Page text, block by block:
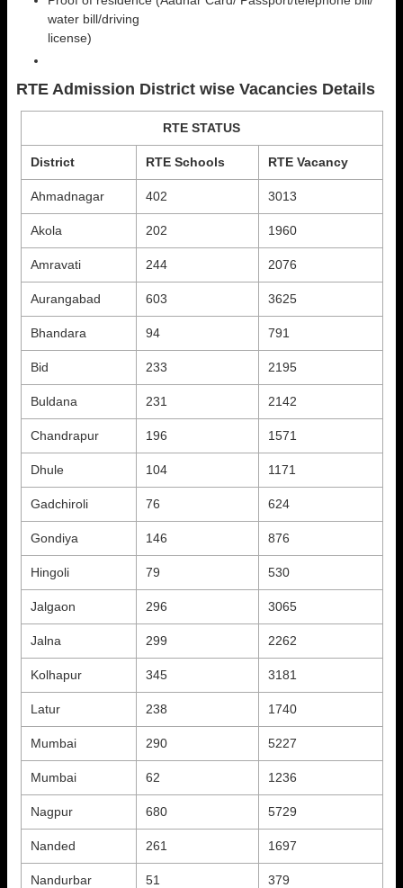
water bill/driving
license)
RTE Admission District wise Vacancies Details
RTE STATUS
District RTE Schools RTE Vacancy
Ahmadnagar 402 3013
Akola 202 1960
Amravati 244 2076
Aurangabad 603 3625
Bhandara 94 791
Bid 233 2195
Buldana 231 2142
Chandrapur 196 1571
Dhule 104 1171
Gadchiroli 76 624
Gondiya 146 876
Hingoli 79 530
Jalgaon 296 3065
Jalna 299 2262
Kolhapur 345 3181
Latur 238 1740
Mumbai 290 5227
Mumbai 62 1236
Nagpur 680 5729
Nanded 261 1697
Nandurbar 51 379